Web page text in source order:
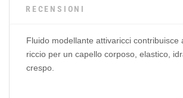
RECENSIONI
Fluido modellante attivaricci contribuisce
riccio per un capello corposo, elastico,
crespo.